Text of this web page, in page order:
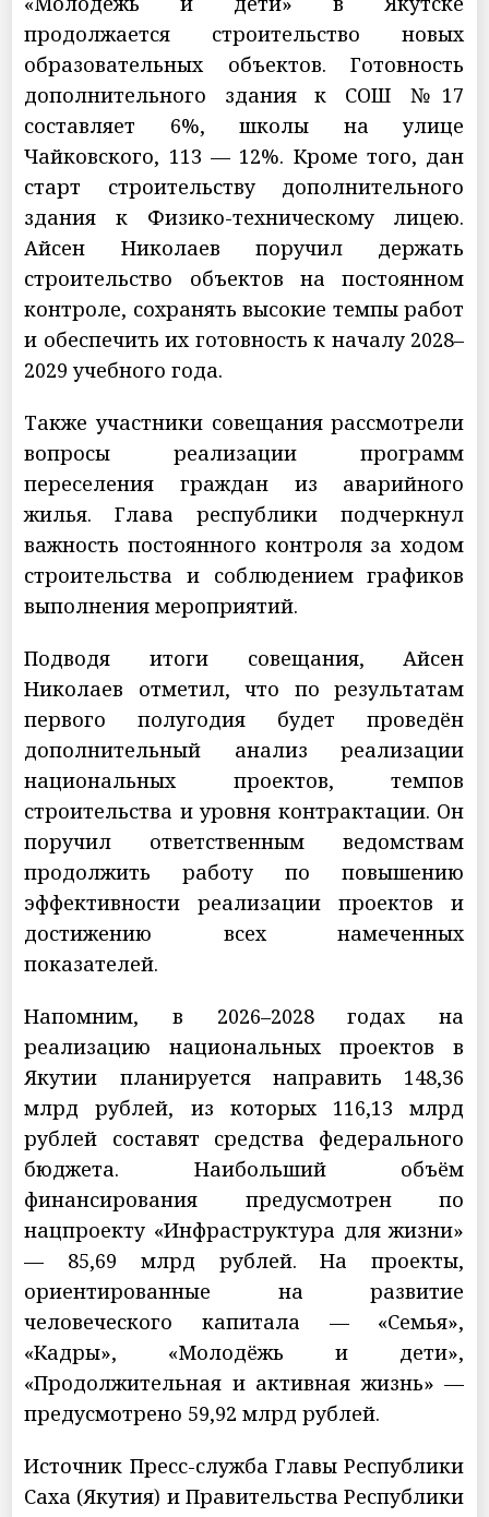
продолжается строительство новых
образовательных объектов. Готовность
дополнительного здания к СОШ №17
составляет 6%, школы на улице
Чайковского, 113 — 12%. Кроме того, дан
старт строительству дополнительного
здания к Физико-техническому лицею.
Айсен Николаев поручил держать
строительство объектов на постоянном
контроле, сохранять высокие темпы работ
и обеспечить их готовность к началу 2028–
2029 учебного года.
Также участники совещания рассмотрели
вопросы реализации программ
переселения граждан из аварийного
жилья. Глава республики подчеркнул
важность постоянного контроля за ходом
строительства и соблюдением графиков
выполнения мероприятий.
Подводя итоги совещания, Айсен
Николаев отметил, что по результатам
первого полугодия будет проведён
дополнительный анализ реализации
национальных проектов, темпов
строительства и уровня контрактации. Он
поручил ответственным ведомствам
продолжить работу по повышению
эффективности реализации проектов и
достижению всех намеченных
показателей.
Напомним, в 2026–2028 годах на
реализацию национальных проектов в
Якутии планируется направить 148,36
млрд рублей, из которых 116,13 млрд
рублей составят средства федерального
бюджета. Наибольший объём
финансирования предусмотрен по
нацпроекту «Инфраструктура для жизни»
— 85,69 млрд рублей. На проекты,
ориентированные на развитие
человеческого капитала — «Семья»,
«Кадры», «Молодёжь и дети»,
«Продолжительная и активная жизнь» —
предусмотрено 59,92 млрд рублей.
Источник Пресс-служба Главы Республики
Саха (Якутия) и Правительства Республики